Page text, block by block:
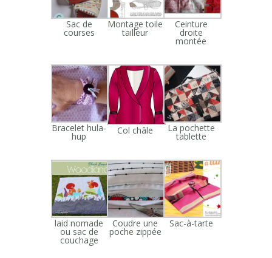
Sac de
courses
Montage toile
tailleur
Ceinture
droite
montée
Bracelet hula-
hup
Col châle La pochette
tablette
laid nomade
ou sac de
couchage
Coudre une
poche zippée
Sac-à-tarte